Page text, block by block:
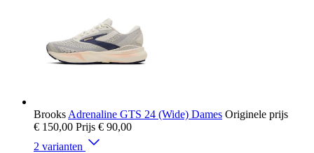
Brooks Adrenaline GTS 24 (Wide) Dames Originele prijs
€ 150,00 Prijs € 90,00
2 varianten